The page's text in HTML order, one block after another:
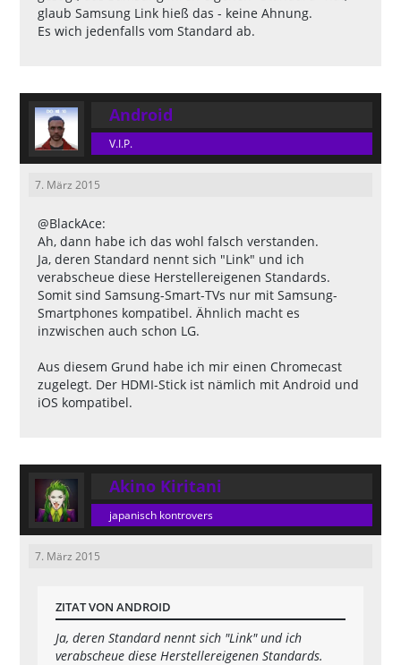
glaub Samsung Link hieß das - keine Ahnung.
Es wich jedenfalls vom Standard ab.
Android
V.I.P.
7. März 2015
@BlackAce:
Ah, dann habe ich das wohl falsch verstanden.
Ja, deren Standard nennt sich "Link" und ich
verabscheue diese Herstellereigenen Standards.
Somit sind Samsung-Smart-TVs nur mit Samsung-
Smartphones kompatibel. Ähnlich macht es
inzwischen auch schon LG.
Aus diesem Grund habe ich mir einen Chromecast
zugelegt. Der HDMI-Stick ist nämlich mit Android und
iOS kompatibel.
Akino Kiritani
japanisch kontrovers
7. März 2015
ZITAT VON ANDROID
Ja, deren Standard nennt sich "Link" und ich
verabscheue diese Herstellereigenen Standards.